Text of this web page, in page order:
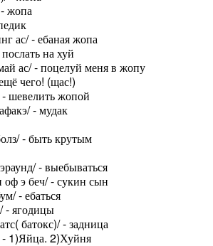
жопа
ас/ - ебаная жопа
на хуй
ас/ - поцелуй меня в жопу
чего! (щас!)
шевелить жопой
- мудак
- быть крутым
- выебываться
э беч/ - сукин сын
- ебаться
- ягодицы
батокс)/ - задница
1)Яйца. 2)Хуйня